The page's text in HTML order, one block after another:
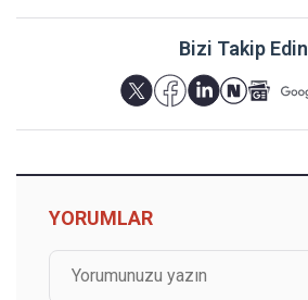
Bizi Takip Edin
YORUMLAR